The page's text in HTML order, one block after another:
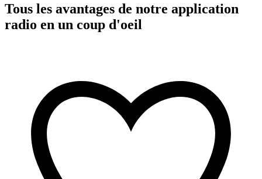
Tous les avantages de notre application
radio en un coup d'oeil